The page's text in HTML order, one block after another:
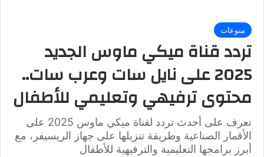
منوعات
تردد قناة ميكي ماوس الجديد
2025 على نايل سات وعرب سات..
محتوى ترفيهي وتعليمي للأطفال
تعرف على أحدث تردد لقناة ميكي ماوس 2025 على
الأقمار الصناعية وطريقة تنزيلها على جهاز الريسيفر، مع
أبرز برامجها التعليمية والترفيهية للأطفال